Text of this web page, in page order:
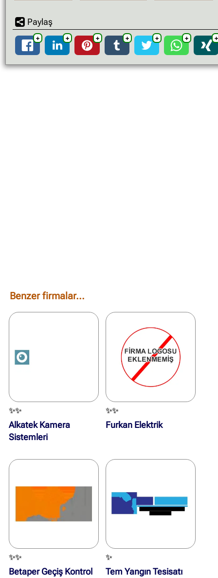
Paylaş
➕ ➕ ➕ ➕ ➕ ➕ ➕
Benzer firmalar...
✨✨
Alkatek Kamera
Sistemleri
✨✨
Furkan Elektrik
✨✨
Betaper Geçiş Kontrol
✨
Tem Yangın Tesisatı